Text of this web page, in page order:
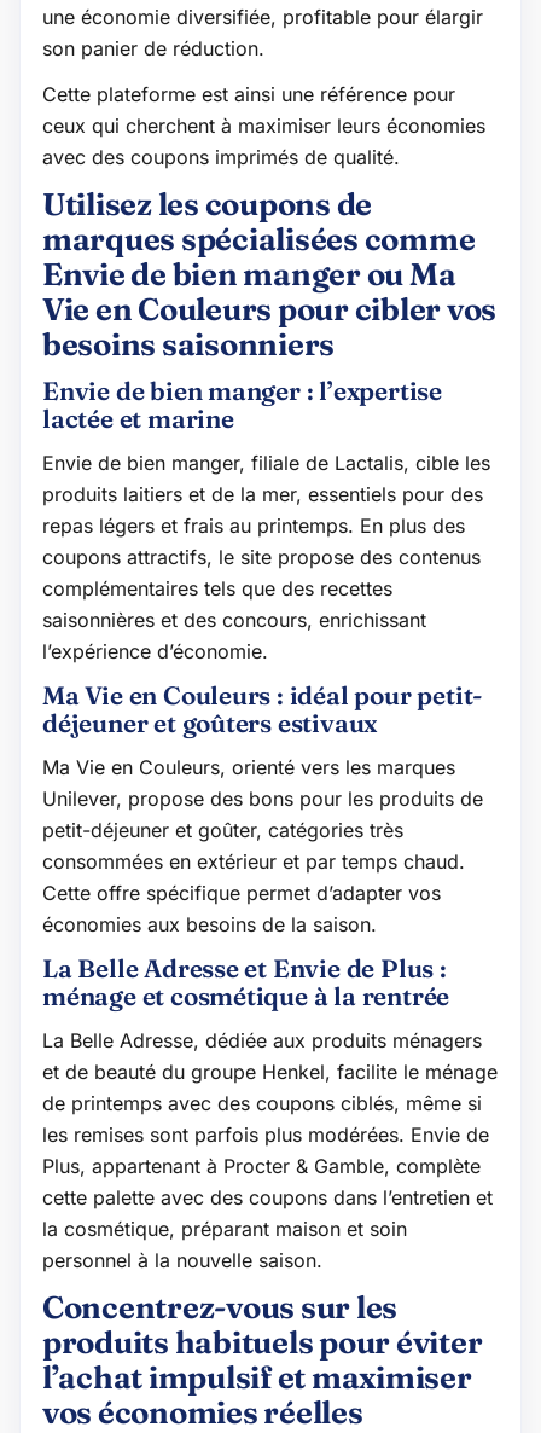
une économie diversifiée, profitable pour élargir
son panier de réduction.
Cette plateforme est ainsi une référence pour
ceux qui cherchent à maximiser leurs économies
avec des coupons imprimés de qualité.
Utilisez les coupons de
marques spécialisées comme
Envie de bien manger ou Ma
Vie en Couleurs pour cibler vos
besoins saisonniers
Envie de bien manger : l’expertise
lactée et marine
Envie de bien manger, filiale de Lactalis, cible les
produits laitiers et de la mer, essentiels pour des
repas légers et frais au printemps. En plus des
coupons attractifs, le site propose des contenus
complémentaires tels que des recettes
saisonnières et des concours, enrichissant
l’expérience d’économie.
Ma Vie en Couleurs : idéal pour petit-
déjeuner et goûters estivaux
Ma Vie en Couleurs, orienté vers les marques
Unilever, propose des bons pour les produits de
petit-déjeuner et goûter, catégories très
consommées en extérieur et par temps chaud.
Cette offre spécifique permet d’adapter vos
économies aux besoins de la saison.
La Belle Adresse et Envie de Plus :
ménage et cosmétique à la rentrée
La Belle Adresse, dédiée aux produits ménagers
et de beauté du groupe Henkel, facilite le ménage
de printemps avec des coupons ciblés, même si
les remises sont parfois plus modérées. Envie de
Plus, appartenant à Procter & Gamble, complète
cette palette avec des coupons dans l’entretien et
la cosmétique, préparant maison et soin
personnel à la nouvelle saison.
Concentrez-vous sur les
produits habituels pour éviter
l’achat impulsif et maximiser
vos économies réelles